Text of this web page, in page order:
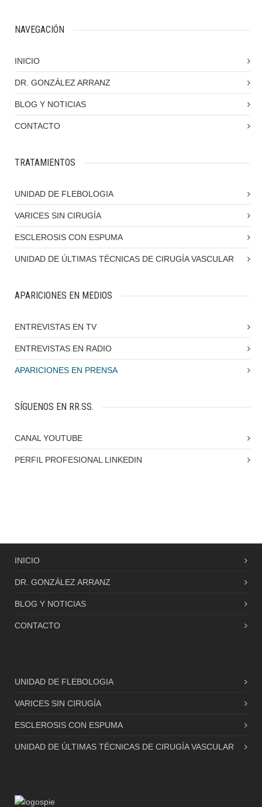
NAVEGACIÓN
INICIO
DR. GONZÁLEZ ARRANZ
BLOG Y NOTICIAS
CONTACTO
TRATAMIENTOS
UNIDAD DE FLEBOLOGIA
VARICES SIN CIRUGÍA
ESCLEROSIS CON ESPUMA
UNIDAD DE ÚLTIMAS TÉCNICAS DE CIRUGÍA VASCULAR
APARICIONES EN MEDIOS
ENTREVISTAS EN TV
ENTREVISTAS EN RADIO
APARICIONES EN PRENSA
SÍGUENOS EN RR.SS.
CANAL YOUTUBE
PERFIL PROFESIONAL LINKEDIN
INICIO
DR. GONZÁLEZ ARRANZ
BLOG Y NOTICIAS
CONTACTO
UNIDAD DE FLEBOLOGIA
VARICES SIN CIRUGÍA
ESCLEROSIS CON ESPUMA
UNIDAD DE ÚLTIMAS TÉCNICAS DE CIRUGÍA VASCULAR